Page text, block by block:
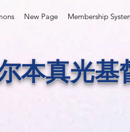
New Page Membership
本真光基